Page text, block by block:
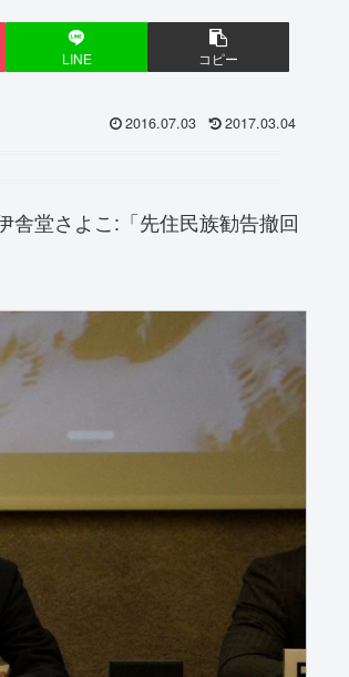
LINE コピー
2016.07.03 2017.03.04
堂さよこ:「先住民族勧告撤回